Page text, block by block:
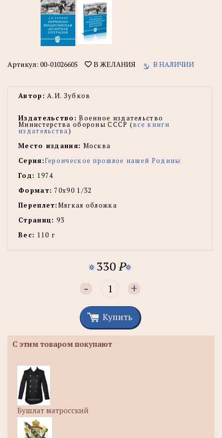
Артикул: 00-01026605 В ЖЕЛАНИЯ В НАЛИЧИИ
Автор: А.И. Зубков
Издательство: Военное издательство
Министерства обороны СССР (все книги
издательства)
Место издания: Москва
Серия:Героическое прошлое нашей Родины
Год: 1974
Формат: 70х90 1/32
Переплет:Мягкая обложка
Страниц: 93
Вес: 110 г
330P
- +
Купить
С этим товаром покупают
Бушлат матросский